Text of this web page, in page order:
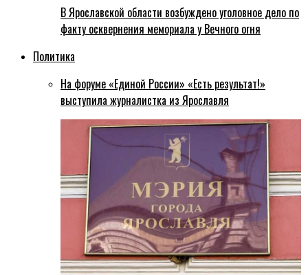
В Ярославской области возбуждено уголовное дело по
факту осквернения мемориала у Вечного огня
Политика
На форуме «Единой России» «Есть результат!»
выступила журналистка из Ярославля